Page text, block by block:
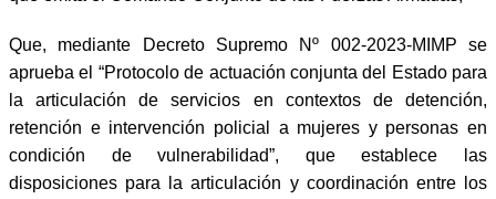
Que, mediante Decreto Supremo Nº 002-2023-MIMP se
aprueba el “Protocolo de actuación conjunta del Estado para
la articulación de servicios en contextos de detención,
retención e intervención policial a mujeres y personas en
condición de vulnerabilidad”, que establece las
disposiciones para la articulación y coordinación entre los